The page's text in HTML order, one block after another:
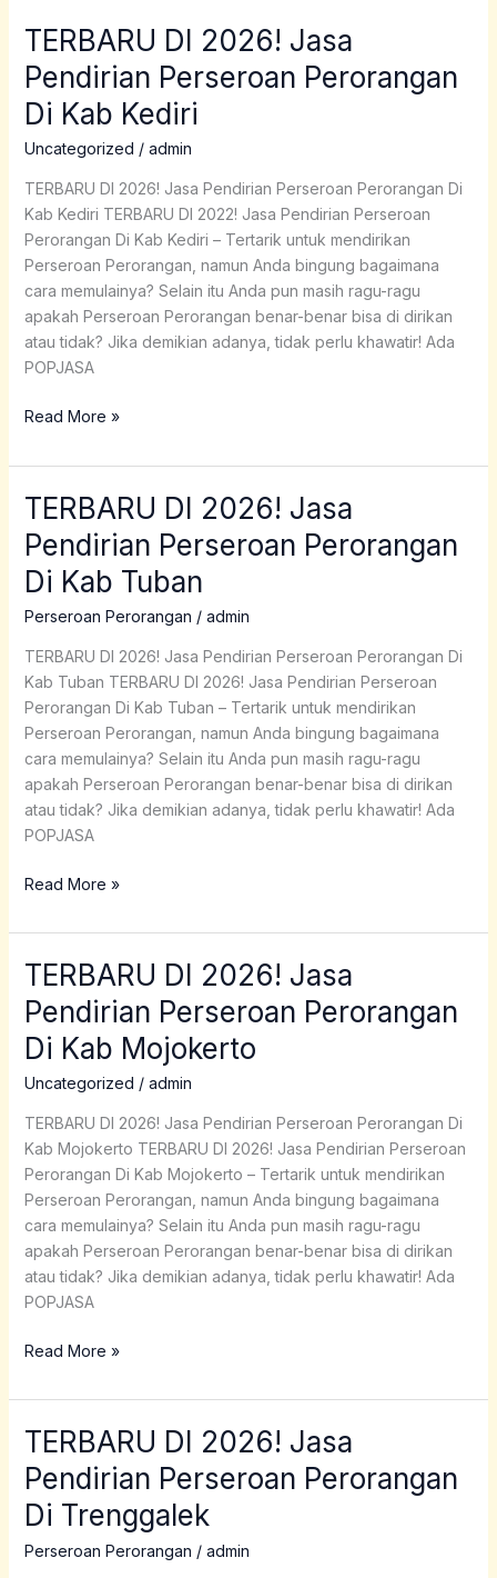
TERBARU DI 2026! Jasa
Pendirian Perseroan Perorangan
Di Kab Kediri
Uncategorized / admin
TERBARU DI 2026! Jasa Pendirian Perseroan Perorangan Di
Kab Kediri TERBARU DI 2022! Jasa Pendirian Perseroan
Perorangan Di Kab Kediri – Tertarik untuk mendirikan
Perseroan Perorangan, namun Anda bingung bagaimana
cara memulainya? Selain itu Anda pun masih ragu-ragu
apakah Perseroan Perorangan benar-benar bisa di dirikan
atau tidak? Jika demikian adanya, tidak perlu khawatir! Ada
POPJASA
TERBARU
2026!
Jasa
Perseroan
Perorangan
Di
Kab
Kediri
Read More »
TERBARU DI 2026! Jasa
Pendirian Perseroan Perorangan
Di Kab Tuban
Perseroan Perorangan / admin
TERBARU DI 2026! Jasa Pendirian Perseroan Perorangan Di
Kab Tuban TERBARU DI 2026! Jasa Pendirian Perseroan
Perorangan Di Kab Tuban – Tertarik untuk mendirikan
Perseroan Perorangan, namun Anda bingung bagaimana
cara memulainya? Selain itu Anda pun masih ragu-ragu
apakah Perseroan Perorangan benar-benar bisa di dirikan
atau tidak? Jika demikian adanya, tidak perlu khawatir! Ada
POPJASA
TERBARU
2026!
Jasa
Perorangan
Di
Kab
Tuban
Read More »
TERBARU DI 2026! Jasa
Pendirian Perseroan Perorangan
Di Kab Mojokerto
Uncategorized / admin
TERBARU DI 2026! Jasa Pendirian Perseroan Perorangan Di
Kab Mojokerto TERBARU DI 2026! Jasa Pendirian Perseroan
Perorangan Di Kab Mojokerto – Tertarik untuk mendirikan
Perseroan Perorangan, namun Anda bingung bagaimana
cara memulainya? Selain itu Anda pun masih ragu-ragu
apakah Perseroan Perorangan benar-benar bisa di dirikan
atau tidak? Jika demikian adanya, tidak perlu khawatir! Ada
POPJASA
TERBARU
2026!
Jasa
Perseroan
Perorangan
Di
Kab
Mojokerto
Read More »
TERBARU DI 2026! Jasa
Pendirian Perseroan Perorangan
Di Trenggalek
Perseroan Perorangan / admin
TERBARU
2026!
Jasa
Perseroan